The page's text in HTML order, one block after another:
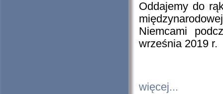
Oddajemy do
Niemcami
września 2019 r.
więcej...